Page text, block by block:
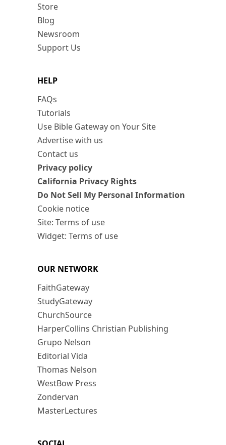
Store
Blog
Newsroom
Support Us
HELP
FAQs
Tutorials
Use Bible Gateway on Your Site
Advertise with us
Contact us
Privacy policy
California Privacy Rights
Do Not Sell My Personal Information
Cookie notice
Site: Terms of use
Widget: Terms of use
OUR NETWORK
FaithGateway
StudyGateway
ChurchSource
HarperCollins Christian Publishing
Grupo Nelson
Editorial Vida
Thomas Nelson
WestBow Press
Zondervan
MasterLectures